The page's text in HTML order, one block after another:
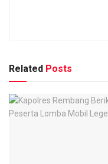
Related Posts